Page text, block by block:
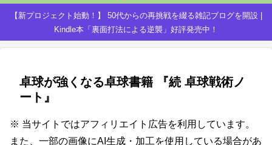
【新プロジェクト始動！】 50代からの再挑戦を綴る雑記ブログを開設 |
Kindle本「裏面打法による逆襲」好評発売中！
卓球が強くなる卓球書籍 『続 卓球戦術ノ
ート』
※ 当サイトではアフィリエイト広告を利用しています。
また、一部の画像にAI生成・加工を使用している場合があ